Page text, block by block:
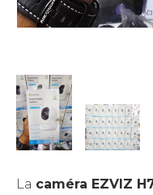
La caméra EZVIZ